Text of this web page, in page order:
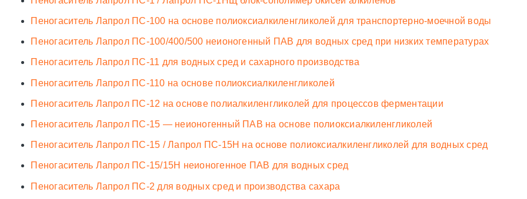
Пеногаситель Лапрол ПС-100 на основе полиоксиалкиленгликолей для транспортерно-моечной воды
Пеногаситель Лапрол ПС-100/400/500 неионогенный ПАВ для водных сред при низких температурах
Пеногаситель Лапрол ПС-11 для водных сред и сахарного производства
Пеногаситель Лапрол ПС-110 на основе полиоксиалкиленгликолей
Пеногаситель Лапрол ПС-12 на основе полиалкиленгликолей для процессов ферментации
Пеногаситель Лапрол ПС-15 — неионогенный ПАВ на основе полиоксиалкиленгликолей
Пеногаситель Лапрол ПС-15 / Лапрол ПС-15Н на основе полиоксиалкиленгликолей для водных сред
Пеногаситель Лапрол ПС-15/15Н неионогенное ПАВ для водных сред
Пеногаситель Лапрол ПС-2 для водных сред и производства сахара